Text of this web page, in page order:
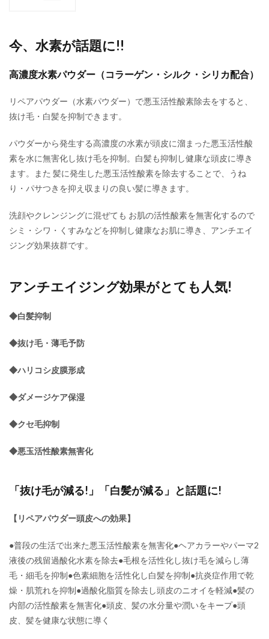
題
1.0.1
水素パ
ウダー
ン・シ
ルク・
シリカ
配合）
アン
チエ
イジ
ング
人
2.1
け毛
が減
「白
減
る」
題に!
今、水素が話題に!!
高濃度水素パウダー（コラーゲン・シルク・シリカ配合）
リペアパウダー（水素パウダー）で悪玉活性酸素除去をすると、
抜け毛・白髪を抑制できます。
パウダーから発生する高濃度の水素が頭皮に溜まった悪玉活性酸
素を水に無害化し抜け毛を抑制。白髪も抑制し健康な頭皮に導き
ます。また 髪に発生した悪玉活性酸素を除去することで、うね
り・パサつきを抑え収まりの良い髪に導きます。
洗顔やクレンジングに混ぜても お肌の活性酸素を無害化するので
シミ・シワ・くすみなどを抑制し健康なお肌に導き、アンチエイ
ジング効果抜群です。
アンチエイジング効果がとても人気!
◆白髪抑制
◆抜け毛・薄毛予防
◆ハリコシ皮膜形成
◆ダメージケア保湿
◆クセ毛抑制
◆悪玉活性酸素無害化
「抜け毛が減る!」「白髪が減る」と話題に!
【リペアパウダー頭皮への効果】
●普段の生活で出来た悪玉活性酸素を無害化●ヘアカラーやパーマ2
液後の残留過酸化水素を除去●毛根を活性化し抜け毛を減らし薄
毛・細毛を抑制●色素細胞を活性化し白髪を抑制●抗炎症作用で乾
燥・肌荒れを抑制●過酸化脂質を除去し頭皮のニオイを軽減●髪の
内部の活性酸素を無害化●頭皮、髪の水分量や潤いをキープ●頭
皮、髪を健康な状態に導く